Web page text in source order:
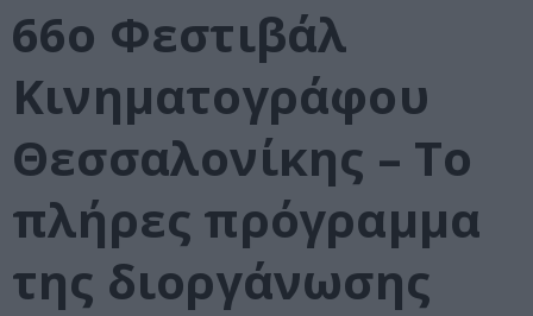
66ο Φεστιβάλ
Κινηματογράφου
Θεσσαλονίκης – Το
πλήρες πρόγραμμα
της διοργάνωσης